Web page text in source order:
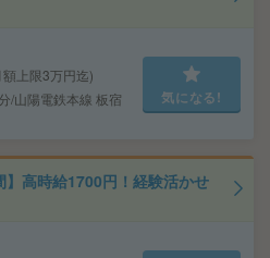
上限3万円迄)
/山陽電鉄本線 板宿
気になる!
】高時給1700円！経験活かせ